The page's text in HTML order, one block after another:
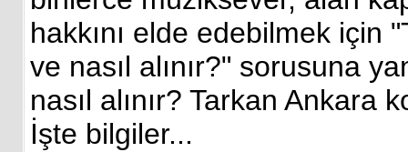
hakkını elde edebilmek için
ve nasıl alınır?" sorusuna
nasıl alınır? Tarkan
İşte bilgiler...